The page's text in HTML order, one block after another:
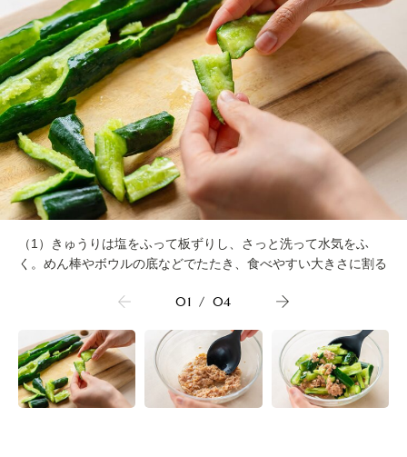
（1）きゅうりは塩をふって板ずりし、さっと洗って水気をふ
く。めん棒やボウルの底などでたたき、食べやすい大きさに割る
01 / 04